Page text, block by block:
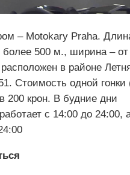
– Motokary Praha.
более 500 м., ширина –
в районе
Стоимость одной
200 крон. В будние дни
с 14:00 до 24:00,